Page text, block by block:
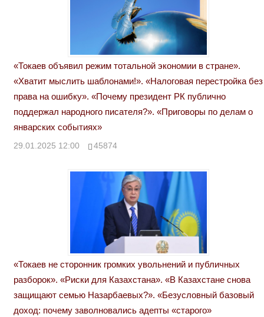
«Токаев объявил режим тотальной экономии в стране».
«Хватит мыслить шаблонами!». «Налоговая перестройка без
права на ошибку». «Почему президент РК публично
поддержал народного писателя?». «Приговоры по делам о
январских событиях»
29.01.2025 12:00 45874
«Токаев не сторонник громких увольнений и публичных
разборок». «Риски для Казахстана». «В Казахстане снова
защищают семью Назарбаевых?». «Безусловный базовый
доход: почему заволновались адепты «старого»